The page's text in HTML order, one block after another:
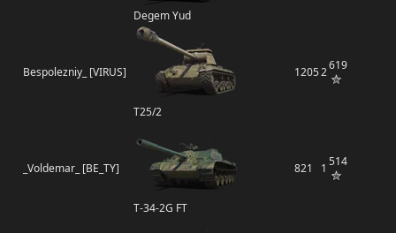
Degem Yud
Bespolezniy_ [VIRUS]
T25/2
12052619
_Voldemar_ [BE_TY]
T-34-2G FT
821 1 514